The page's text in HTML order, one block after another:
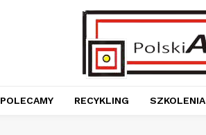
POLECAMY RECYKLING SZKOLENIA